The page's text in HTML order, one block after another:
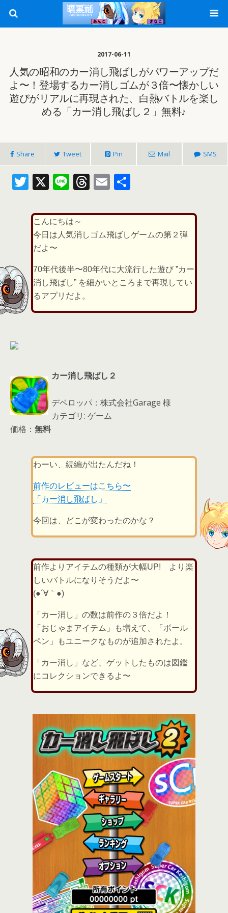
2017-06-11
人気の昭和のカー消し飛ばしがパワーアップだ
よ〜！登場するカー消しゴムが３倍〜懐かしい
遊びがリアルに再現された、白熱バトルを楽し
める「カー消し飛ばし２」無料♪
Share Tweet Pin Mail SMS
T
itt
er
X Li
e
T
re
a
s
E
ai
l
こんにちは～
今日は人気消しゴム飛ばしゲームの第２弾
だよ〜
70年代後半〜80年代に大流行した遊び ”カー
消し飛ばし” を細かいところまで再現してい
るアプリだよ。
カー消し飛ばし２
デベロッパ：株式会社Garage 様
カテゴリ: ゲーム
価格： 無料
わーい、続編が出たんだね！
前作のレビューはこちら〜
「カー消し飛ばし」
今回は、どこが変わったのかな？
前作よりアイテムの種類が大幅UP! より楽
しいバトルになりそうだよ〜
(●´∀｀●)
「カー消し」の数は前作の３倍だよ！
「おじゃまアイテム」も増えて、「ボール
ペン」もユニークなものが追加されたよ。
「カー消し」など、ゲットしたものは図鑑
にコレクションできるよ〜